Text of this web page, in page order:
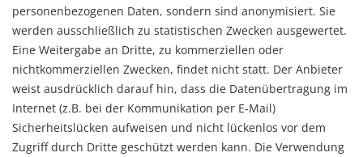
personenbezogenen Daten, sondern sind anonymisiert. Sie
werden ausschließlich zu statistischen Zwecken ausgewertet.
Eine Weitergabe an Dritte, zu kommerziellen oder
nichtkommerziellen Zwecken, findet nicht statt. Der Anbieter
weist ausdrücklich darauf hin, dass die Datenübertragung im
Internet (z.B. bei der Kommunikation per E-Mail)
Sicherheitslücken aufweisen und nicht lückenlos vor dem
Zugriff durch Dritte geschützt werden kann. Die Verwendung